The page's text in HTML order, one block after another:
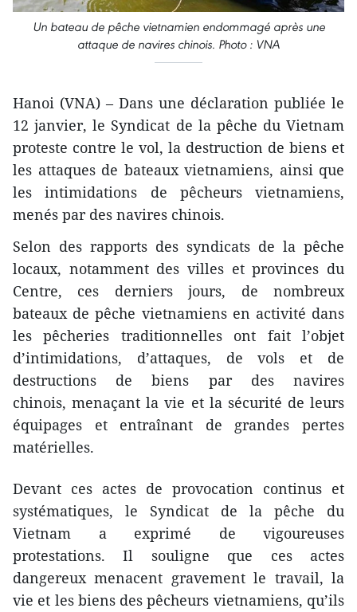
Un bateau de pêche vietnamien endommagé après une
attaque de navires chinois. Photo : VNA
Hanoi (VNA) – Dans une déclaration publiée le
12 janvier, le Syndicat de la pêche du Vietnam
proteste contre le vol, la destruction de biens et
les attaques de bateaux vietnamiens, ainsi que
les intimidations de pêcheurs vietnamiens,
menés par des navires chinois.
Selon des rapports des syndicats de la pêche
locaux, notamment des villes et provinces du
Centre, ces derniers jours, de nombreux
bateaux de pêche vietnamiens en activité dans
les pêcheries traditionnelles ont fait l’objet
d’intimidations, d’attaques, de vols et de
destructions de biens par des navires
chinois, menaçant la vie et la sécurité ​de leurs
équipages et entraînant de grandes pertes
matérielles.
Devant ces actes de provocation continus et
systématiques, le Syndicat de la pêche du
Vietnam a exprimé ​de vigoureuses
protestations. Il souligne que ces actes
dangereux menacent gravement le travail, la
vie et les biens des pêcheurs vietnamiens, qu’ils